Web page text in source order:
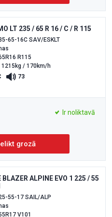
LT 235 / 65 R 16 / C / R 115
65-16C SAV/ESKLT
R115
1215kg / 170km/h
73
Ir noliktavā
grozā
BLAZER ALPINE EVO 1 225 / 55
55-17 SAIL/ALP
V101